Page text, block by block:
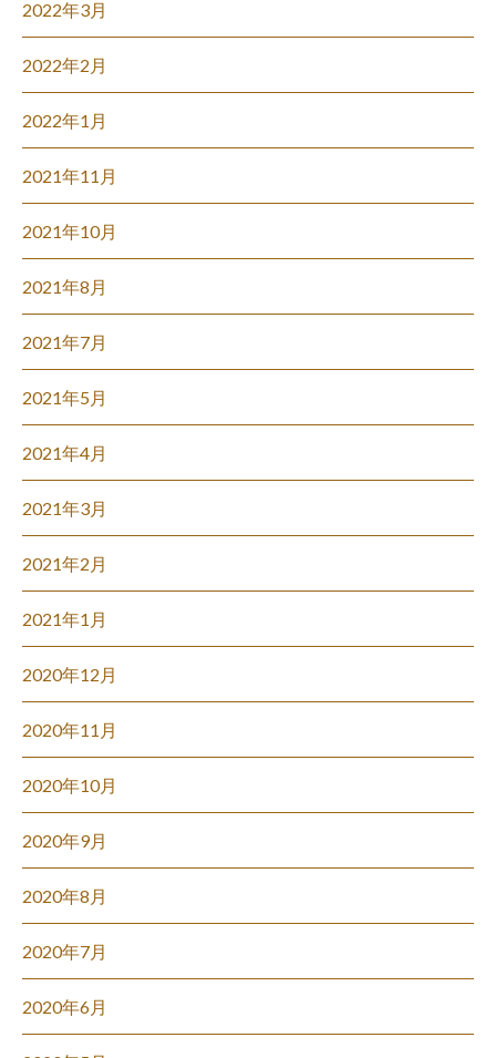
2022年3月
2022年2月
2022年1月
2021年11月
2021年10月
2021年8月
2021年7月
2021年5月
2021年4月
2021年3月
2021年2月
2021年1月
2020年12月
2020年11月
2020年10月
2020年9月
2020年8月
2020年7月
2020年6月